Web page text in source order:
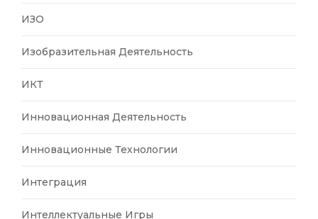
ИЗО
Изобразительная Деятельность
ИКТ
Инновационная Деятельность
Инновационные Технологии
Интеграция
Интеллектуальные Игры